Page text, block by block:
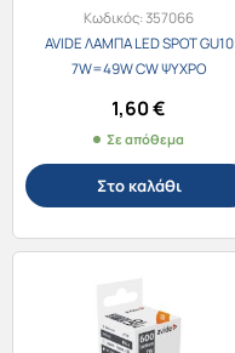
Κωδικός:357066
AVIDE ΛΑΜΠΑ LED SPOT GU10
7W=49W CW ΨΥΧΡΟ
1,60€
Σε απόθεμα
Στο καλάθι